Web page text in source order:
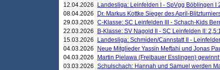
12.04.2026
Landesliga: Leinfelden I - SpVgg Böblingen I
08.04.2026
Dr. Markus Kottke Sieger des April-
29.03.2026 C-Klasse: SC Leinfelden III - Schach-Kids
22.03.2026
B-Klasse: SV Nagold II - SC Leinfelden II:
15.03.2026
Landesliga: Schmiden/Cannstatt II -
04.03.2026
Neue Mitglieder Yassin Meftahi und Jonas
04.03.2026
Martin Pielawa (Freibauer Esslingen)
03.03.2026 Schulschach: Hannah und Samuel werden